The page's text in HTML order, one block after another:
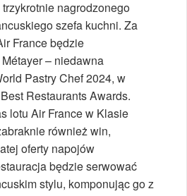
nagrodzonego
szefa kuchni. Za
France będzie
– niedawna
Pastry Chef 2024, w
Restaurants Awards.
lotu Air France w Klasie
również win,
oferty napojów
będzie serwować
stylu, komponując go z